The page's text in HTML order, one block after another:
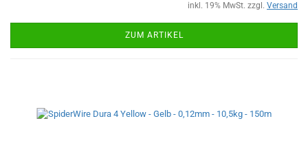
inkl. 19% MwSt. zzgl. Versand
ZUM ARTIKEL